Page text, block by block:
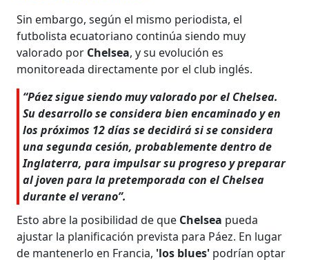
Sin embargo, según el mismo periodista, el
futbolista ecuatoriano continúa siendo muy
valorado por Chelsea, y su evolución es
monitoreada directamente por el club inglés.
“Páez sigue siendo muy valorado por el Chelsea.
Su desarrollo se considera bien encaminado y en
los próximos 12 días se decidirá si se considera
una segunda cesión, probablemente dentro de
Inglaterra, para impulsar su progreso y preparar
al joven para la pretemporada con el Chelsea
durante el verano”.
Esto abre la posibilidad de que Chelsea pueda
ajustar la planificación prevista para Páez. En lugar
de mantenerlo en Francia, 'los blues' podrían optar